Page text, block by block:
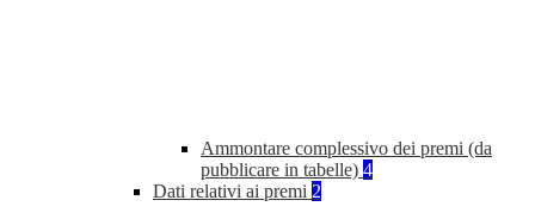
Ammontare complessivo dei premi (da
pubblicare in tabelle) 4
Dati relativi ai premi 2